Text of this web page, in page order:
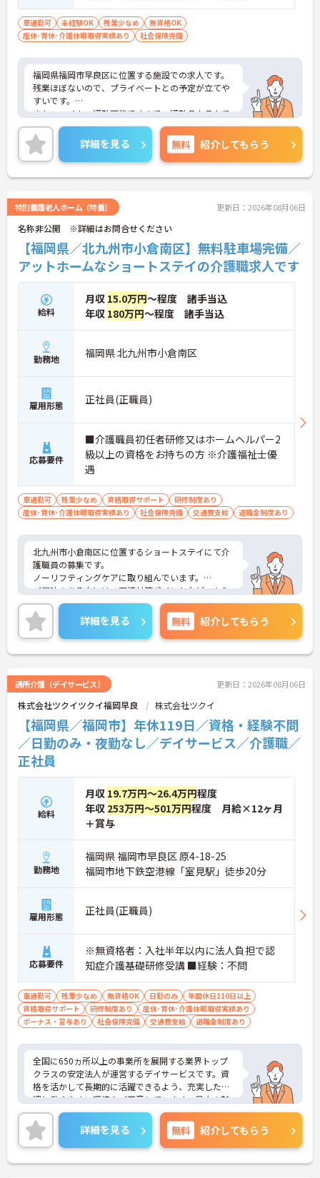
車通勤可 未経験OK 残業少なめ
無資格OK
産休･育休･介護休暇取得実績あり
社会保険完備
福岡県福岡市早良区に位置する施設での求人です。
残業ほぼないので、プライベートとの予定が立てや
すいです。
また、マイカー通勤可能ですので、通勤ラクラクで
す！
ご興味のある方は、お気軽にお問い合わせくださ
い。
詳細を見る 無料 紹介してもらう
特別養護老人ホーム（特養） 更新日：2026年08月06日
名称非公開 ※詳細はお問合せください
【福岡県／北九州市小倉南区】無料駐車場完備／
アットホームなショートステイの介護職求人です
給料
月収 15.0万円～程度 諸手当込
年収 180万円～程度 諸手当込
勤務地 福岡県 北九州市小倉南区
雇用形態 正社員(正職員)
応募要件
■介護職員初任者研修又はホームヘルパー2
級以上の資格をお持ちの方 ※介護福祉士優
遇
車通勤可 残業少なめ 資格取得サポート
研修制度あり
産休･育休･介護休暇取得実績あり
社会保険完備 交通費支給 退職金制度あり
北九州市小倉南区に位置するショートステイにて介
護職員の募集です。
ノーリフティングケアに取り組んでいます。
ご興味のある方には、面接対策ポイントなど、さら
に詳細をお話しいたしますので、お気軽にご相談く
ださい。
詳細を見る 無料 紹介してもらう
通所介護（デイサービス） 更新日：2026年08月06日
株式会社ツクイツクイ福岡早良 株式会社ツクイ
【福岡県／福岡市】年休119日／資格・経験不問
／日勤のみ・夜勤なし／デイサービス／介護職／
正社員
給料
月収 19.7万円～26.4万円程度
年収 253万円～501万円程度 月給×12ヶ月
＋賞与
勤務地
福岡県 福岡市早良区 原4-18-25
福岡市地下鉄空港線「室見駅」徒歩20分
雇用形態 正社員(正職員)
応募要件
※無資格者：入社半年以内に法人負担で認
知症介護基礎研修受講 ■経験：不問
車通勤可 残業少なめ 無資格OK 日勤のみ
年間休日110日以上
資格取得サポート
研修制度あり
産休･育休･介護休暇取得実績あり
ボーナス・賞与あり
社会保険完備 交通費支給 退職金制度あり
全国に650ヵ所以上の事業所を展開する業界トップ
クラスの安定法人が運営するデイサービスです。資
格を活かして長期的に活躍できるよう、充実した待
遇と働きやすい環境をご用意しています。最大の魅
力は夜勤なしの日勤のみで年間休日は119日しっか
り確保できる点にあります。毎月付与されるリフレ
ッシュ休暇を利用して連休の取得も可能です。ま
た、子育てサポート企業として「くるみん認定」を
取得しており、こども休暇や充実した扶養手当など
詳細を見る 無料 紹介してもらう